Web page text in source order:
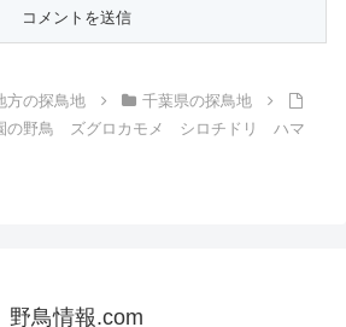
方の探鳥地
千葉県の探鳥地
の野鳥 ズグロカモメ シロチドリ ハマ
野鳥情報.com